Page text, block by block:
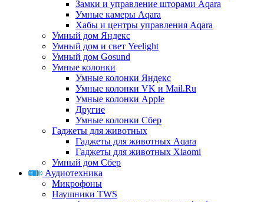
Замки и управление шторами Aqara
Умные камеры Aqara
Хабы и центры управления Aqara
Умный дом Яндекс
Умный дом и свет Yeelight
Умный дом Gosund
Умные колонки
Умные колонки Яндекс
Умные колонки VK и Mail.Ru
Умные колонки Apple
Другие
Умные колонки Сбер
Гаджеты для животных
Гаджеты для животных Aqara
Гаджеты для животных Xiaomi
Умный дом Сбер
Аудиотехника
Микрофоны
Наушники TWS